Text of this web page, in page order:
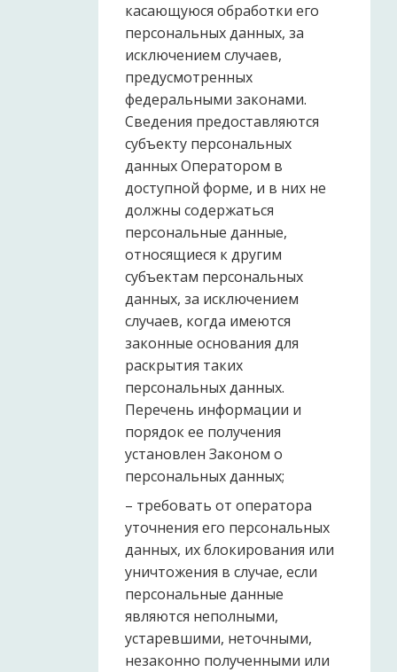
касающуюся обработки его
персональных данных, за
исключением случаев,
предусмотренных
федеральными законами.
Сведения предоставляются
субъекту персональных
данных Оператором в
доступной форме, и в них не
должны содержаться
персональные данные,
относящиеся к другим
субъектам персональных
данных, за исключением
случаев, когда имеются
законные основания для
раскрытия таких
персональных данных.
Перечень информации и
порядок ее получения
установлен Законом о
персональных данных;
– требовать от оператора
уточнения его персональных
данных, их блокирования или
уничтожения в случае, если
персональные данные
являются неполными,
устаревшими, неточными,
незаконно полученными или